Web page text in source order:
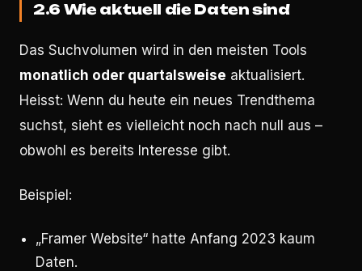
2.6 Wie aktuell die Daten sind
Das Suchvolumen wird in den meisten Tools
monatlich oder quartalsweise aktualisiert.
Heisst: Wenn du heute ein neues Trendthema
suchst, sieht es vielleicht noch nach null aus –
obwohl es bereits Interesse gibt.
Beispiel:
„Framer Website“ hatte Anfang 2023 kaum
Daten.